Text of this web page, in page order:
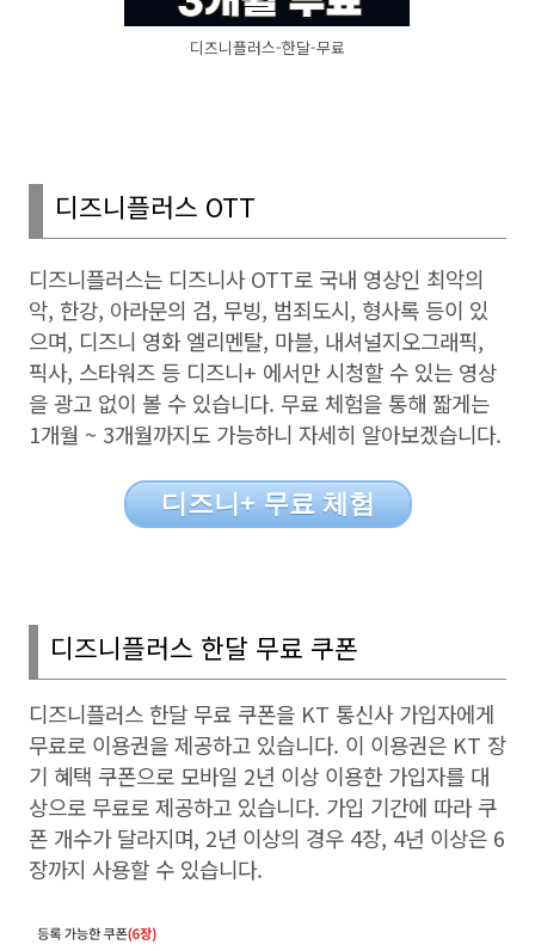
디즈니플러스-한달-무료
디즈니플러스 OTT
디즈니플러스는 디즈니사OTT로 국내 영상인 최악의
악, 한강, 아라문의 검, 무빙, 범죄도시, 형사록 등이 있
으며, 디즈니 영화 엘리멘탈, 마블, 내셔널지오그래픽,
픽사, 스타워즈 등 디즈니+ 에서만 시청할 수 있는 영상
을 광고 없이 볼 수 있습니다. 무료 체험을 통해 짧게는
1개월 ~ 3개월까지도 가능하니 자세히 알아보겠습니다.
디즈니+ 무료 체험
디즈니플러스 한달 무료 쿠폰
디즈니플러스 한달 무료 쿠폰을 KT 통신사 가입자에게
무료로 이용권을 제공하고 있습니다. 이 이용권은 KT 장
기 혜택 쿠폰으로 모바일 2년 이상 이용한 가입자를 대
상으로 무료로 제공하고 있습니다. 가입 기간에 따라 쿠
폰 개수가 달라지며, 2년 이상의 경우 4장, 4년 이상은 6
장까지 사용할 수 있습니다.